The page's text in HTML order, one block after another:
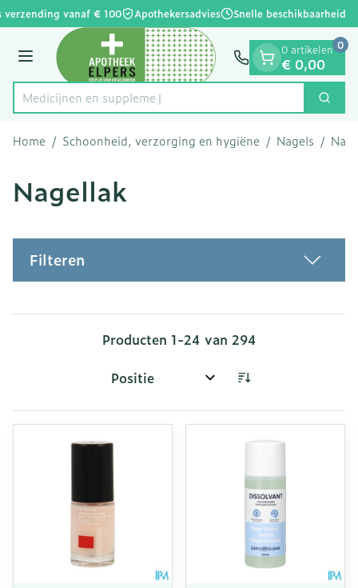
Ga naar de inhoud
1 van 1vanaf € 100 Apothekersadvies Snelle beschikbaarheid
Menu
Product, merk, categorie...
Medic Zoek
0 artikelen
€ 0,00
0
Home / Schoonheid, verzorging en hygiëne / Nagels /
Nagellak
Filteren
Producten 1-24 van 294
Sorteer op: